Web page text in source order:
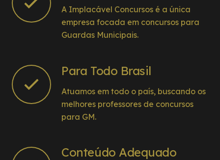
A Implacável Concursos é a única
empresa focada em concursos para
Guardas Municipais.
Para Todo Brasil
Atuamos em todo o país, buscando os
melhores professores de concursos
para GM.
Conteúdo Adequado